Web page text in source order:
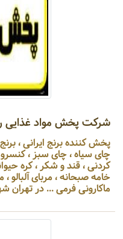
شرکت پخش مواد غذایی
پخش کننده برنج ایرانی ،
چای سیاه ، چای سبز ،
کردنی ، قند و شکر ، کره
خامه صبحانه ، مربای آلبالو
ماکارونی فرمی ... در تهران شهر تهران